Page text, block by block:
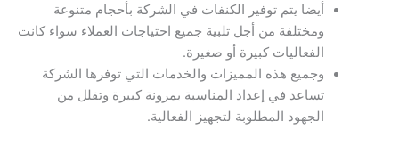
أيضا يتم توفير الكنفات في الشركة بأحجام متنوعة
ومختلفة من أجل تلبية جميع احتياجات العملاء سواء كانت
الفعاليات كبيرة أو صغيرة.
وجميع هذه المميزات والخدمات التي توفرها الشركة
تساعد في إعداد المناسبة بمرونة كبيرة وتقلل من
الجهود المطلوبة لتجهيز الفعالية.